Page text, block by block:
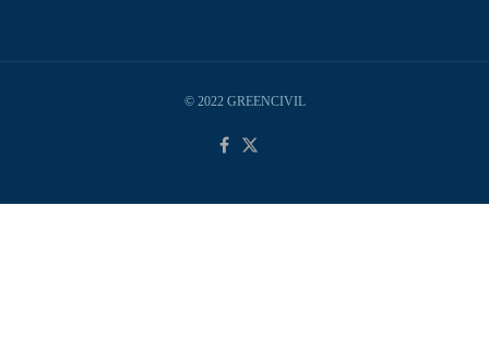
© 2022 GREENCIVIL